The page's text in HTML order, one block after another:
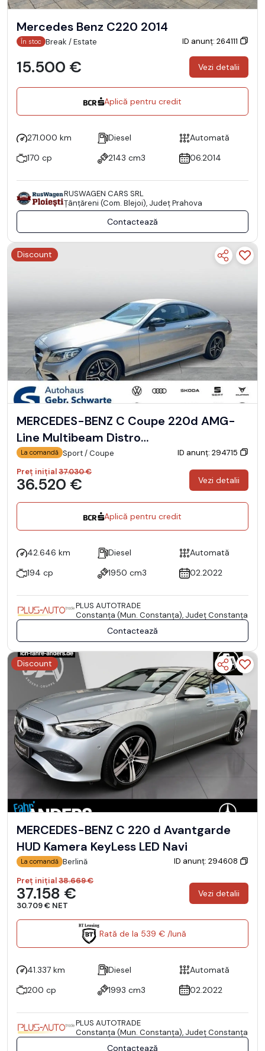
Mercedes Benz C220 2014
În stoc Break / Estate ID anunț: 264111
15.500 € Vezi detalii
Aplică pentru credit
271.000 km Diesel
Automată
170 cp
2143 cm3 06.2014
RUSWAGEN CARS SRL
Ţânţăreni (Com. Blejoi), Județ Prahova
Contactează
Discount
MERCEDES-BENZ C Coupe 220d AMG-
Line Multibeam Distro…
La comandă Sport / Coupe
ID anunț: 294715
Preț inițial37.030 €
36.520 € Vezi detalii
Aplică pentru credit
42.646 km Diesel
Automată
194 cp
1950 cm3 02.2022
PLUS AUTOTRADE
Constanţa (Mun. Constanţa), Județ Constanţa
Contactează
Discount
MERCEDES-BENZ C 220 d Avantgarde
HUD Kamera KeyLess LED Navi
La comandă Berlină
ID anunț: 294608
Preț inițial38.669 €
37.158 €
30.709 € NET
Vezi detalii
Rată de la 539 € /lună
41.337 km Diesel
Automată
200 cp
1993 cm3 02.2022
PLUS AUTOTRADE
Constanţa (Mun. Constanţa), Județ Constanţa
Contactează